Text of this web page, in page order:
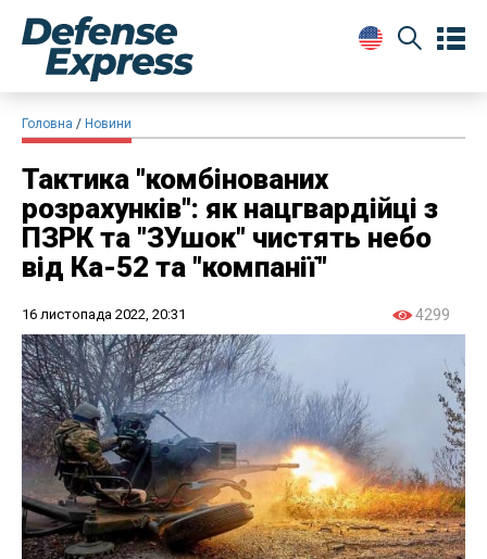
Головна Новини
Тактика "комбінованих
розрахунків": як нацгвардійці з
ПЗРК та "ЗУшок" чистять небо
від Ка-52 та "компанії"
16 листопада 2022, 20:31 4299